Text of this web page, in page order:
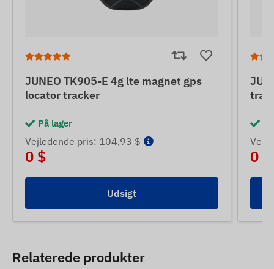
JUNEO TK905-E 4g lte magnet gps
locator tracker
På lager
Vejledende pris: 104,93 $
0 $
Udsigt
0 $
Relaterede produkter